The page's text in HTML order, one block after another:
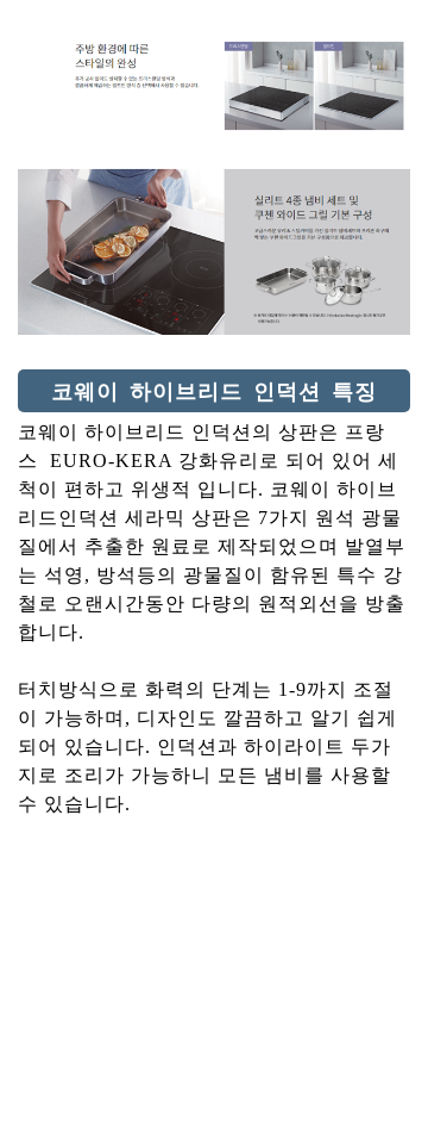
코웨이 하이브리드 인덕션 특징
코웨이 하이브리드 인덕션의 상판은 프랑
스 EURO-KERA 강화유리로 되어 있어 세
척이 편하고 위생적 입니다. 코웨이 하이브
리드인덕션 세라믹 상판은 7가지 원석 광물
질에서 추출한 원료로 제작되었으며 발열부
는 석영, 방석등의 광물질이 함유된 특수 강
철로 오랜시간동안 다량의 원적외선을 방출
합니다.
터치방식으로 화력의 단계는 1-9까지 조절
이 가능하며, 디자인도 깔끔하고 알기 쉽게
되어 있습니다. 인덕션과 하이라이트 두가
지로 조리가 가능하니 모든 냄비를 사용할
수 있습니다.